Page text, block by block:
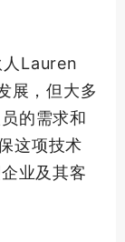
Lauren
展，但大多
的需求和
这项技术
业及其客